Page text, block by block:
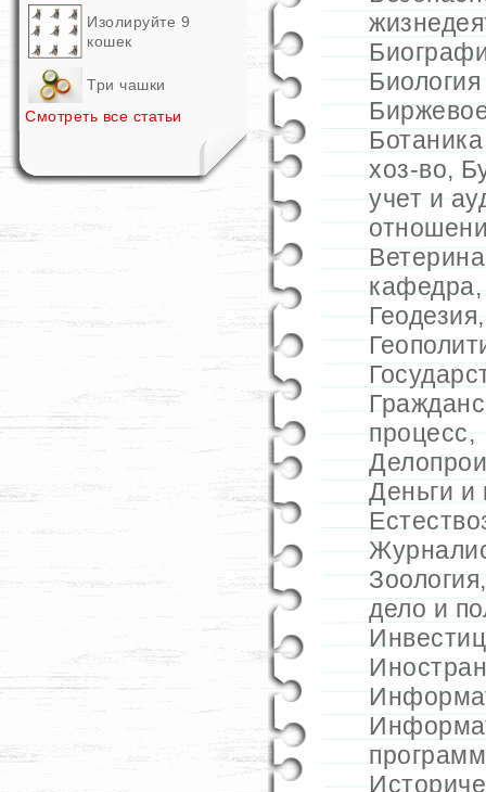
Изолируйте 9
кошек
Три чашки
Смотреть все статьи
хоз-во,
учет и
кафедра
Геодезия
процесс,
Деньги и
Зоология
дело и